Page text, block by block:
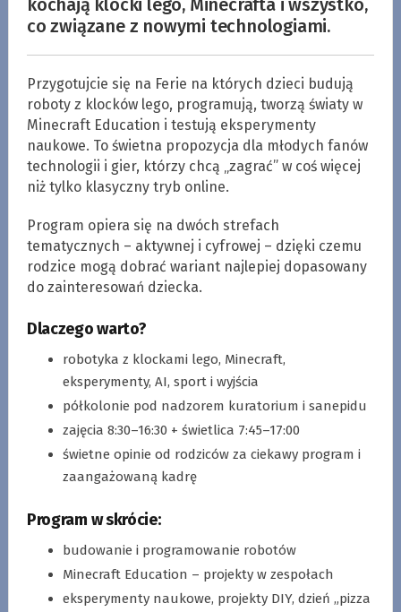
co związane z nowymi technologiami.
Przygotujcie się na Ferie na których dzieci budują
roboty z klocków lego, programują, tworzą światy w
Minecraft Education i testują eksperymenty
naukowe. To świetna propozycja dla młodych fanów
technologii i gier, którzy chcą „zagrać” w coś więcej
niż tylko klasyczny tryb online.
Program opiera się na dwóch strefach
tematycznych – aktywnej i cyfrowej – dzięki czemu
rodzice mogą dobrać wariant najlepiej dopasowany
do zainteresowań dziecka.
Dlaczego warto?
robotyka z klockami lego, Minecraft,
eksperymenty, AI, sport i wyjścia
półkolonie pod nadzorem kuratorium i sanepidu
zajęcia 8:30–16:30 + świetlica 7:45–17:00
świetne opinie od rodziców za ciekawy program i
zaangażowaną kadrę
Program w skrócie:
budowanie i programowanie robotów
Minecraft Education – projekty w zespołach
eksperymenty naukowe, projekty DIY, dzień „pizza